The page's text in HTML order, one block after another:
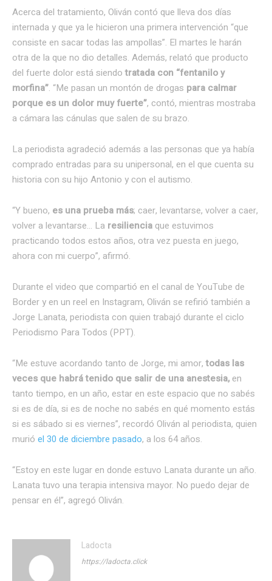
Acerca del tratamiento, Oliván contó que lleva dos días
internada y que ya le hicieron una primera intervención “que
consiste en sacar todas las ampollas”. El martes le harán
otra de la que no dio detalles. Además, relató que producto
del fuerte dolor está siendotratada con “fentanilo y
morfina”. “Me pasan un montón de drogas para calmar
porque es un dolor muy fuerte”, contó, mientras mostraba
a cámara las cánulas que salen de su brazo.
La periodista agradeció además a las personas que ya había
comprado entradas para su unipersonal, en el que cuenta su
historia con su hijo Antonio y con el autismo.
“Y bueno, es una prueba más; caer, levantarse, volver a caer,
volver a levantarse… La resiliencia que estuvimos
practicando todos estos años, otra vez puesta en juego,
ahora con mi cuerpo”, afirmó.
Durante el video que compartió en el canal de YouTube de
Border y en un reel en Instagram, Oliván se refirió también a
Jorge Lanata, periodista con quien trabajó durante el ciclo
Periodismo Para Todos (PPT).
“Me estuve acordando tanto de Jorge, mi amor,todas las
veces que habrá tenido que salir de una anestesia, en
tanto tiempo, en un año, estar en este espacio que no sabés
si es de día, si es de noche no sabés en qué momento estás
si es sábado si es viernes”, recordó Oliván al periodista, quien
murió el 30 de diciembre pasado, a los 64 años.
“Estoy en este lugar en donde estuvo Lanata durante un año.
Lanata tuvo una terapia intensiva mayor. No puedo dejar de
pensar en él”, agregó Oliván.
Ladocta
https://ladocta.click